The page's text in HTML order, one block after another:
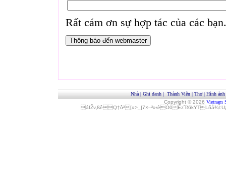
Rất cám ơn sự hợp tác của các bạn.
Nhà | Ghi danh | Thành Viên | Thơ| Hình ảnh
Copyright © 2026 Vietnam
áfŽv‚ßêQ†ôª[»>_|7×–²»‹èÓ0